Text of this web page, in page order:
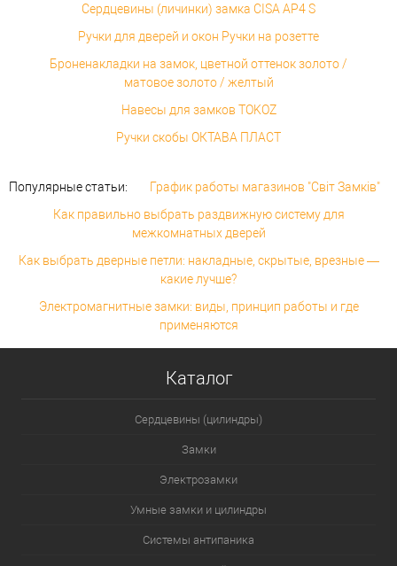
Сердцевины (личинки) замка CISA AP4 S
Ручки для дверей и окон Ручки на розетте
Броненакладки на замок, цветной оттенок золото /
матовое золото / желтый
Навесы для замков TOKOZ
Ручки скобы ОКТАВА ПЛАСТ
Популярные статьи:
График работы магазинов "Світ Замків"
Как правильно выбрать раздвижную систему для
межкомнатных дверей
Как выбрать дверные петли: накладные, скрытые, врезные —
какие лучше?
Электромагнитные замки: виды, принцип работы и где
применяются
Каталог
Сердцевины (цилиндры)
Замки
Электрозамки
Умные замки и цилиндры
Системы антипаника